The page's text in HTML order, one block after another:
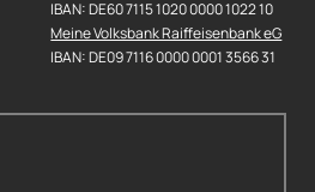
IBAN: DE60 7115 1020 0000 1022 10
Meine Volksbank Raiffeisenbank eG
IBAN: DE09 7116 0000 0001 3566 31